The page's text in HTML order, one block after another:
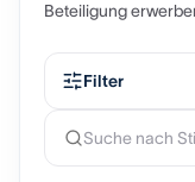
Beteiligung
Filter